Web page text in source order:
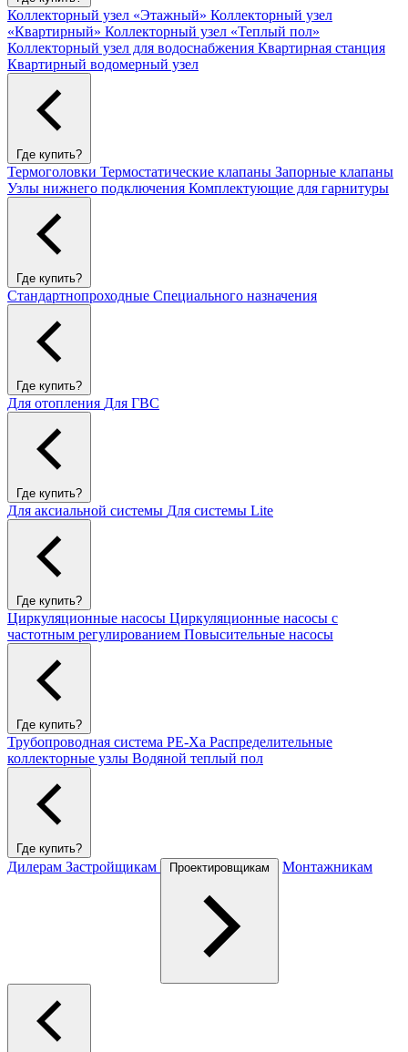
Коллекторный узел «Этажный» Коллекторный узел
«Квартирный» Коллекторный узел «Теплый пол»
Коллекторный узел для водоснабжения Квартирная станция
Квартирный водомерный узел
Где купить?
Термоголовки Термостатические клапаны Запорные клапаны
Узлы нижнего подключения Комплектующие для гарнитуры
Где купить?
Стандартнопроходные Специального назначения
Где купить?
Для отопления Для ГВС
Где купить?
Для аксиальной системы Для системы Lite
Где купить?
Циркуляционные насосы Циркуляционные насосы с
частотным регулированием Повысительные насосы
Где купить?
Трубопроводная система PE-Xa Распределительные
коллекторные узлы Водяной теплый пол
Где купить?
Дилерам Застройщикам Проектировщикам Монтажникам